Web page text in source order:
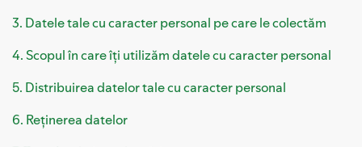
3. Datele tale cu caracter personal pe care le colectăm
4. Scopul în care îți utilizăm datele cu caracter personal
5. Distribuirea datelor tale cu caracter personal
6. Reținerea datelor